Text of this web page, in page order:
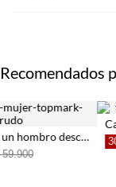
Recomendados
30% $ 55.930$